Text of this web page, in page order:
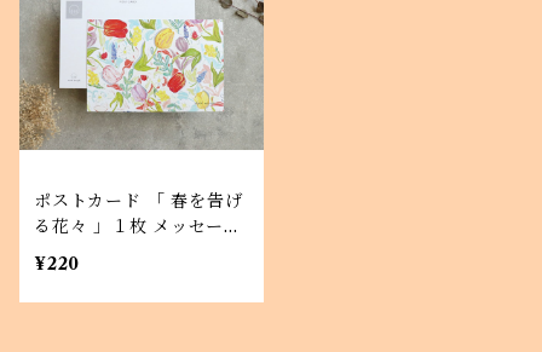
ポストカード 「 春を告げ
る花々 」１枚 メッセージ
カードにも
¥220